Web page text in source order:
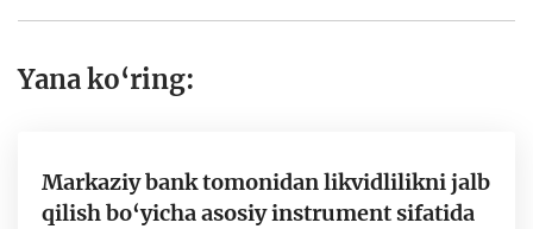
Yana ko‘ring:
Markaziy bank tomonidan likvidlilikni jalb
qilish bo‘yicha asosiy instrument sifatida